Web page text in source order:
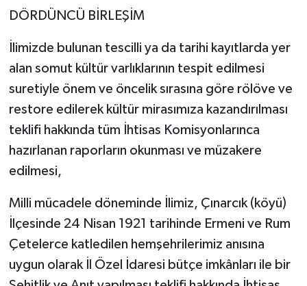
DÖRDÜNCÜ BİRLEŞİM
İlimizde bulunan tescilli ya da tarihi kayıtlarda yer
alan somut kültür varlıklarının tespit edilmesi
suretiyle önem ve öncelik sırasına göre rölöve ve
restore edilerek kültür mirasımıza kazandırılması
teklifi hakkında tüm İhtisas Komisyonlarınca
hazırlanan raporların okunması ve müzakere
edilmesi,
Milli mücadele döneminde İlimiz, Çınarcık (köyü)
İlçesinde 24 Nisan 1921 tarihinde Ermeni ve Rum
Çetelerce katledilen hemşehrilerimiz anısına
uygun olarak İl Özel İdaresi bütçe imkânları ile bir